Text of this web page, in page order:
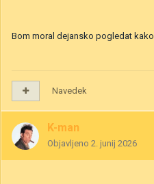
Bom moral dejansko pogledat
Navedek
K-man
Objavljeno 2. junij 2026